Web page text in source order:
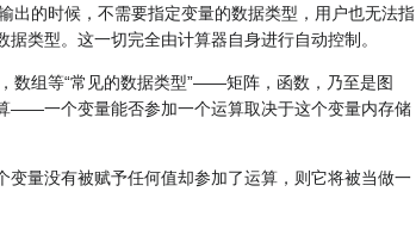
出的时候，不需要指定变量的数据类型，用户也无法指
类型。这一切完全由计算器自身进行自动控制。
数组等“常见的数据类型”——矩阵，函数，乃至是图
——一个变量能否参加一个运算取决于这个变量内存储
变量没有被赋予任何值却参加了运算，则它将被当做一